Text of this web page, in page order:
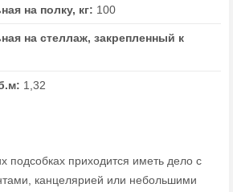
на полку, кг: 100
на стеллаж, закрепленный к
1,32
подсобках приходится иметь дело с
канцелярией или небольшими